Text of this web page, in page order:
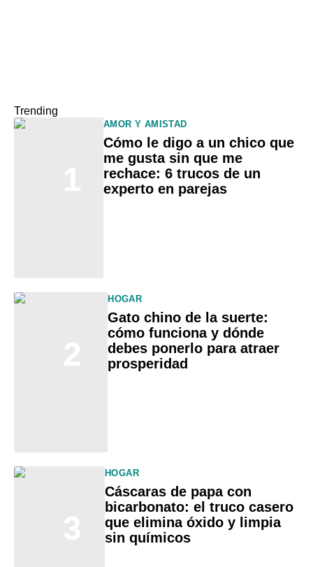
Trending
AMOR Y AMISTAD
Cómo le digo a un chico que
me gusta sin que me
rechace: 6 trucos de un
experto en parejas
HOGAR
Gato chino de la suerte:
cómo funciona y dónde
debes ponerlo para atraer
prosperidad
HOGAR
Cáscaras de papa con
bicarbonato: el truco casero
que elimina óxido y limpia
sin químicos